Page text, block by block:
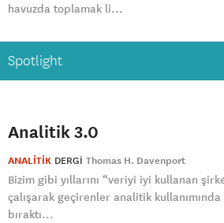
havuzda toplamak li...
Spotlight
Analitik 3.0
ANALİTİK DERGI Thomas H. Davenport
Bizim gibi yıllarını “veriyi iyi kullanan
çalışarak geçirenler analitik
bıraktı...